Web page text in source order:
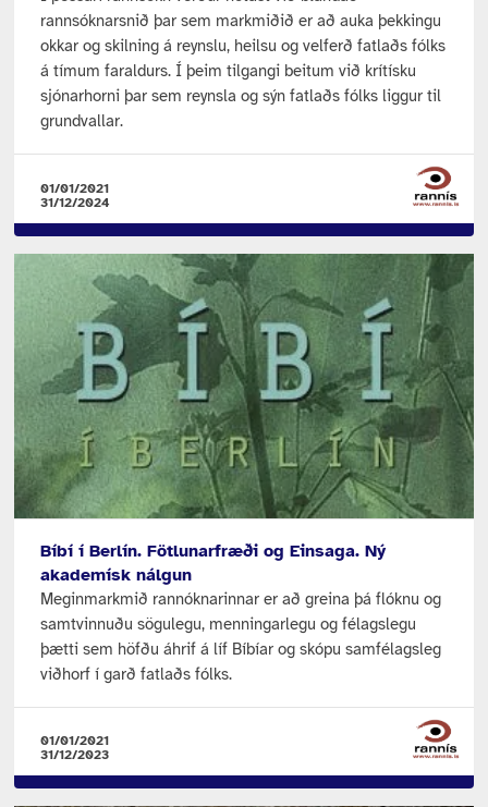
rannsóknarsnið þar sem markmiðið er að auka þekkingu
okkar og skilning á reynslu, heilsu og velferð fatlaðs fólks
á tímum faraldurs. Í þeim tilgangi beitum við krítísku
sjónarhorni þar sem reynsla og sýn fatlaðs fólks liggur til
grundvallar.
01/01/2021
31/12/2024
Bíbí í Berlín. Fötlunarfræði og Einsaga. Ný
akademísk nálgun
Meginmarkmið rannóknarinnar er að greina þá flóknu og
samtvinnuðu sögulegu, menningarlegu og félagslegu
þætti sem höfðu áhrif á líf Bíbíar og skópu samfélagsleg
viðhorf í garð fatlaðs fólks.
01/01/2021
31/12/2023